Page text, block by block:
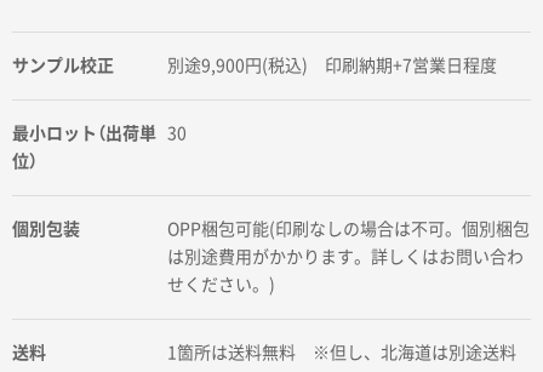
サンプル校正 別途9,900円(税込) 印刷納期+7営業日程度
最小ロット（出荷単
位）
30
個別包装
OPP梱包可能(印刷なしの場合は不可。個別梱包
は別途費用がかかります。詳しくはお問い合わ
せください。)
送料
1箇所は送料無料 ※但し、北海道は別途送料